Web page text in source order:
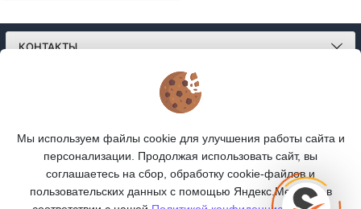
КОНТАКТЫ
ПОДПИСКА
Мы используем файлы cookie для улучшения работы сайта и
персонализации. Продолжая использовать сайт, вы
соглашаетесь на сбор, обработку cookie-файлов и
пользовательских данных с помощью Яндекс.Метрика, в